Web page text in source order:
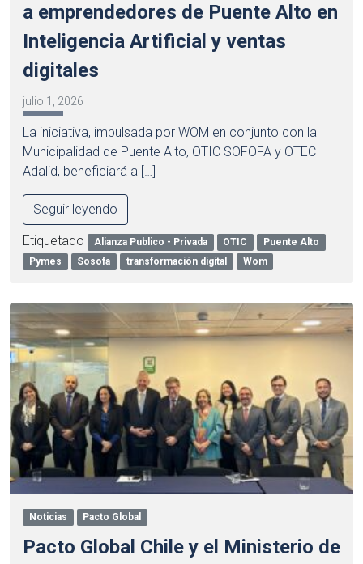
a emprendedores de Puente Alto en
Inteligencia Artificial y ventas
digitales
julio 1, 2026
La iniciativa, impulsada por WOM en conjunto con la
Municipalidad de Puente Alto, OTIC SOFOFA y OTEC
Adalid, beneficiará a […]
Seguir leyendo
Etiquetado Alianza Publico - Privada OTIC
Puente Alto
Pymes
Sosofa transformación digital Wom
Noticias Pacto Global
Pacto Global Chile y el Ministerio de